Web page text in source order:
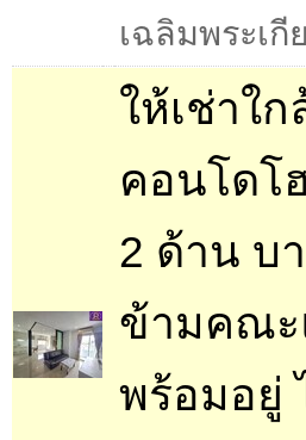
เฉลิมพระเกี
ให้เช่าใ
คอนโดโ
2 ด้าน บ
ข้ามคณะ
พร้อมอยู่